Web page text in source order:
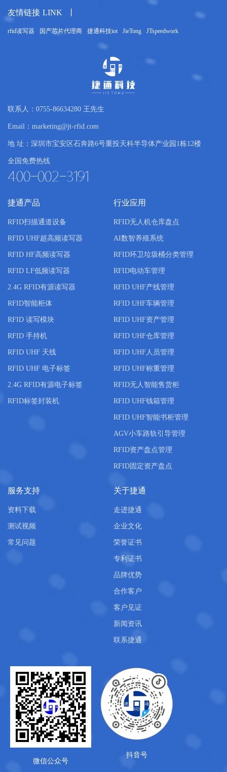
个口袋里，我觉得这个产品形态切中了很多人
没说出口的需求。 标签自己发电，室内弱光就
够。JT-GFT2402搭载的光伏面板专门为室内弱
光环境做了优化。在200LUX以上的光照下就能
稳定充电。关键参数：满电后如果在完全无光
的环境中，可以持续工作15小时；在200LUX光
照下，从零电到可正常工作的充电时间约60分
钟；光照提升到2000LUX时，这个时间缩短到
10分钟以内。 ▲ 技术解析 / 数
友情链接 LINK
rfid读写器 国产芯片代理商 捷通科技iot JieTong JTspeedwork
联系人：0755-86634280 王先生
Email：marketing@jt-rfid.com
地 址：深圳市宝安区石奔路6号重投天科半导体产业园1栋12楼
全国免费热线
400-002-3191
捷通产品
RFID扫描通道设备
RFID UHF超高频读写器
RFID HF高频读写器
RFID LF低频读写器
2.4G RFID有源读写器
RFID智能柜体
RFID 读写模块
RFID 手持机
RFID UHF 天线
RFID UHF 电子标签
2.4G RFID有源电子标签
RFID标签封装机
行业应用
RFID无人机仓库盘点
AI数智养殖系统
RFID环卫垃圾桶分类管理
RFID电动车管理
RFID UHF产线管理
RFID UHF车辆管理
RFID UHF资产管理
RFID UHF仓库管理
RFID UHF人员管理
RFID UHF称重管理
RFID无人智能售货柜
RFID UHF钱箱管理
RFID UHF智能书柜管理
AGV小车路轨引导管理
RFID资产盘点管理
RFID固定资产盘点
服务支持
资料下载
测试视频
常见问题
关于捷通
走进捷通
企业文化
荣誉证书
专利证书
品牌优势
合作客户
客户见证
新闻资讯
联系捷通
微信公众号
抖音号